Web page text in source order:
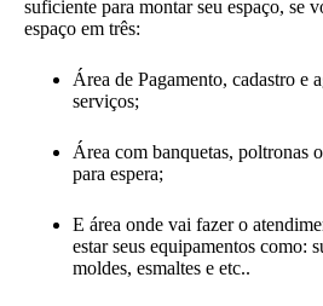
suficiente para montar seu espaço, se
espaço em três:
Área de Pagamento, cadastro e
serviços;
Área com banquetas, poltronas
para espera;
E área onde vai fazer o
estar seus equipamentos como:
moldes, esmaltes e etc..